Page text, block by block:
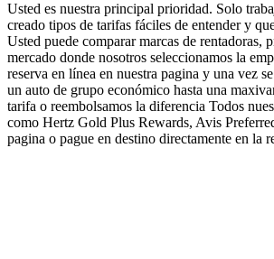
Usted es nuestra principal prioridad. Solo
creado tipos de tarifas fáciles de entender y
Usted puede comparar marcas de
mercado donde nosotros seleccionamos la
reserva en línea en nuestra pagina y una vez
un auto de grupo económico hasta una
tarifa o reembolsamos la diferencia Todos
como Hertz Gold Plus Rewards, Avis
pagina o pague en destino directamente en la